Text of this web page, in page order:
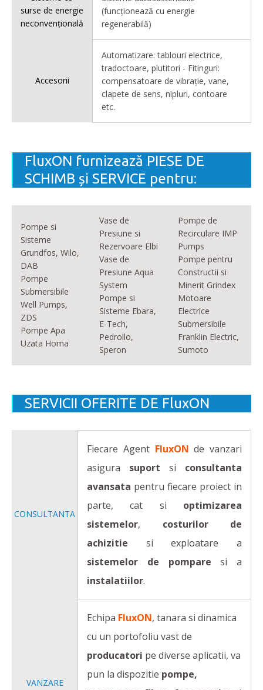
surse de energie
neconvențională
(funcționează cu energie
regenerabilă)
Accesorii
Automatizare: tablouri electrice,
tradoctoare, plutitori - Fitinguri:
compensatoare de vibrație, vane,
clapete de sens, nipluri, contoare
etc.
FluxON furnizează PIESE DE
SCHIMB și SERVICE pentru:
Pompe si
Sisteme
Grundfos, Wilo,
DAB
Pompe
Submersibile
Well Pumps,
ZDS
Pompe Apa
Uzata Homa
Vase de
Presiune si
Rezervoare Elbi
Vase de
Presiune Aqua
System
Pompe si
Sisteme Ebara,
E-Tech,
Pedrollo,
Speron
Pompe de
Recirculare IMP
Pumps
Pompe pentru
Constructii si
Minerit Grindex
Motoare
Electrice
Submersibile
Franklin Electric,
Sumoto
SERVICII OFERITE DE FluxON
CONSULTANTA
Fiecare Agent FluxON de vanzari
asigura suport si consultanta
avansata pentru fiecare proiect in
parte, cat si optimizarea
sistemelor, costurilor de
achizitie si exploatare a
sistemelor de pompare si a
instalatiilor.
VANZARE
Echipa FluxON, tanara si dinamica
cu un portofoliu vast de
producatori pe diverse aplicatii, va
pun la dispozitie pompe,